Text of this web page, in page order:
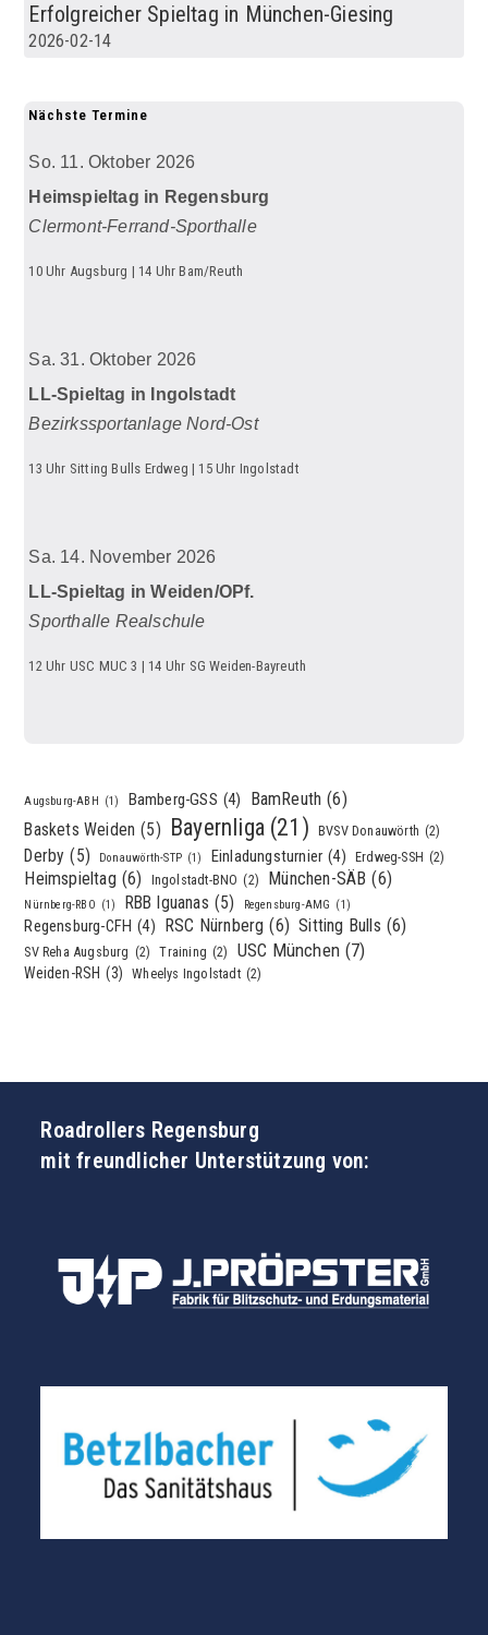
Erfolgreicher Spieltag in München-Giesing
2026-02-14
Nächste Termine
So. 11. Oktober 2026
Heimspieltag in Regensburg
Clermont-Ferrand-Sporthalle
10 Uhr Augsburg | 14 Uhr Bam/Reuth
Sa. 31. Oktober 2026
LL-Spieltag in Ingolstadt
Bezirkssportanlage Nord-Ost
13 Uhr Sitting Bulls Erdweg | 15 Uhr Ingolstadt
Sa. 14. November 2026
LL-Spieltag in Weiden/OPf.
Sporthalle Realschule
12 Uhr USC MUC 3 | 14 Uhr SG Weiden-Bayreuth
Augsburg-ABH (1) Bamberg-GSS (4) BamReuth (6)
Baskets Weiden (5) Bayernliga (21) BVSV Donauwörth (2)
Derby (5) Donauwörth-STP (1) Einladungsturnier (4) Erdweg-SSH (2)
Heimspieltag (6) Ingolstadt-BNO (2) München-SÄB (6)
Nürnberg-RBO (1) RBB Iguanas (5) Regensburg-AMG (1)
Regensburg-CFH (4) RSC Nürnberg (6) Sitting Bulls (6)
SV Reha Augsburg (2) Training (2) USC München (7)
Weiden-RSH (3) Wheelys Ingolstadt (2)
Roadrollers Regensburg
mit freundlicher Unterstützung von: